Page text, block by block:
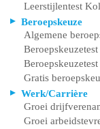
Leerstijlentest
Beroepskeuze
Algemene
Gratis
Werk/Carrière
Groei
Groei